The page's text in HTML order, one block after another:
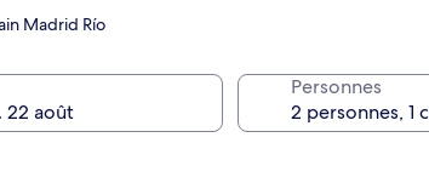
Madrid Río
Personnes